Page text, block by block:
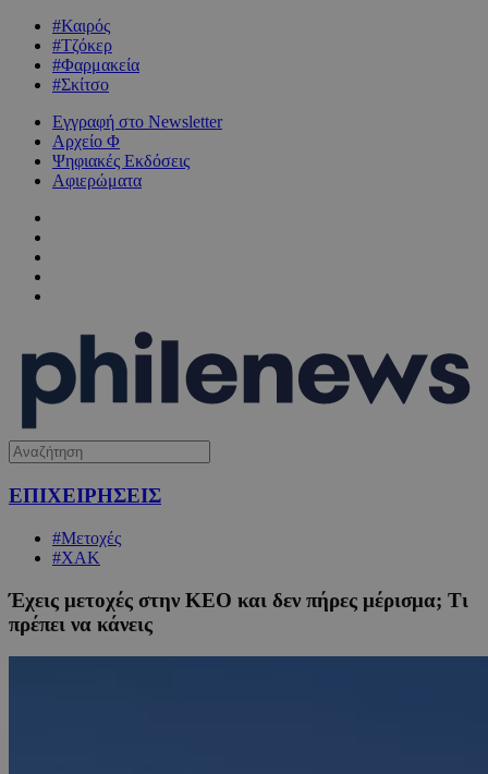
#Καιρός
#Τζόκερ
#Φαρμακεία
#Σκίτσο
Εγγραφή στο Newsletter
Αρχείο Φ
Ψηφιακές Εκδόσεις
Αφιερώματα
ΕΠΙΧΕΙΡΗΣΕΙΣ
#Μετοχές
#ΧΑΚ
Έχεις μετοχές στην ΚΕΟ και δεν πήρες μέρισμα; Τι
πρέπει να κάνεις